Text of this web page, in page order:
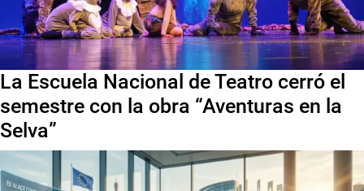
La Escuela Nacional de Teatro cerró el
semestre con la obra “Aventuras en la
Selva”